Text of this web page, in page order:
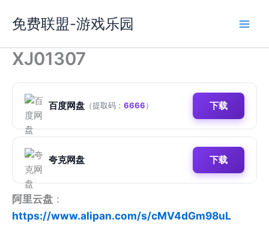
容
免费联盟-游戏乐园
XJ01307
百度网盘 （提取码： 6666） 下载
夸克网盘 下载
阿里云盘 ：
https://www.alipan.com/s/cMV4dGm98uL